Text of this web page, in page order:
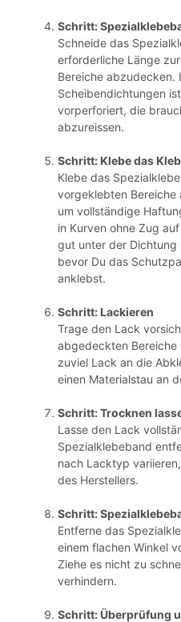
Schritt:
Schneide das
erforderliche Länge
Bereiche abzudecken.
Scheibendichtungen
vorperforiert, die
abzureissen.
Schritt: Klebe das
Klebe das
vorgeklebten Bereiche
um vollständige
in Kurven ohne Zug
gut unter der Dichtung
bevor Du das
anklebst.
Schritt: Lackieren
Trage den Lack
abgedeckten
zuviel Lack an die
einen Materialstau an
Schritt: Trocknen
Lasse den Lack
Spezialklebeband
nach Lacktyp
des Herstellers.
Schritt:
Entferne das
einem flachen Winkel
Ziehe es nicht zu
verhindern.
Schritt: Überprüfung